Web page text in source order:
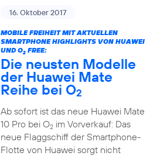
16. Oktober 2017
MOBILE FREIHEIT MIT AKTUELLEN
SMARTPHONE HIGHLIGHTS VON HUAWEI
UND O2FREE:
Die neusten Modelle
der Huawei Mate
Reihe bei O2
Ab sofort ist das neue Huawei Mate
10 Pro bei O2im Vorverkauf: Das
neue Flaggschiff der Smartphone-
Flotte von Huawei sorgt nicht